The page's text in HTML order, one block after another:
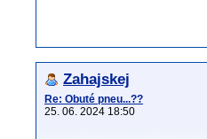
Zahajskej
Re: Obuté pneu...??
25. 06. 2024 18:50